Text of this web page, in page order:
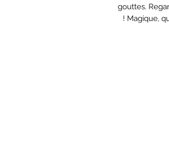
gouttes.
! Magique,